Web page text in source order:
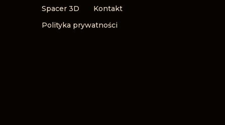
Spacer 3D
Kontakt
Polityka prywatności